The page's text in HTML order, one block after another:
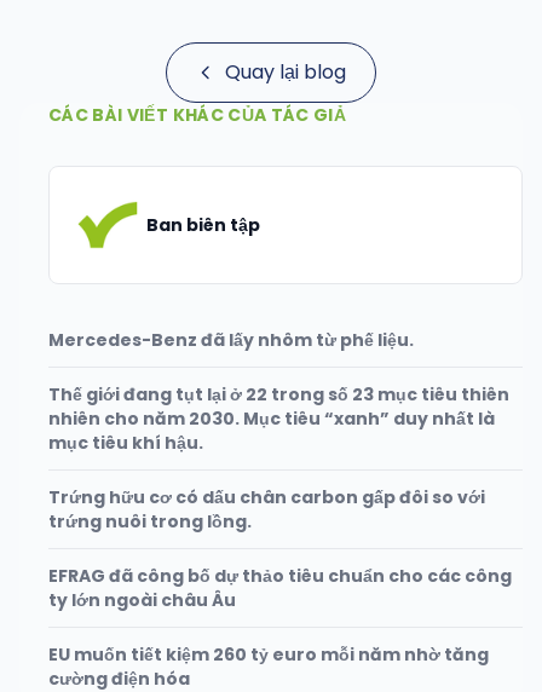
Quay lại blog
CÁC BÀI VIẾT KHÁC CỦA TÁC GIẢ
Ban biên tập
Mercedes-Benz đã lấy nhôm từ phế liệu.
Thế giới đang tụt lại ở 22 trong số 23 mục tiêu thiên
nhiên cho năm 2030. Mục tiêu “xanh” duy nhất là
mục tiêu khí hậu.
Trứng hữu cơ có dấu chân carbon gấp đôi so với
trứng nuôi trong lồng.
EFRAG đã công bố dự thảo tiêu chuẩn cho các công
ty lớn ngoài châu Âu
EU muốn tiết kiệm 260 tỷ euro mỗi năm nhờ tăng
cường điện hóa